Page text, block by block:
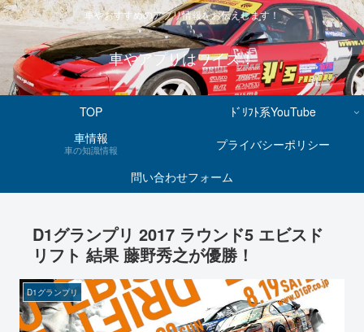
車やおすすめのアプリ情報をお伝えします！
車やアプリはワイズ！
TOP
ﾄﾞﾘﾌﾄ系YouTube
車情報
車の知識情報
プライバシーポリシー
問い合わせフォーム
D1グランプリ 2017 ラウンド5 エビスド
リフト 結果 藤野秀之が優勝！
D1グランプリ